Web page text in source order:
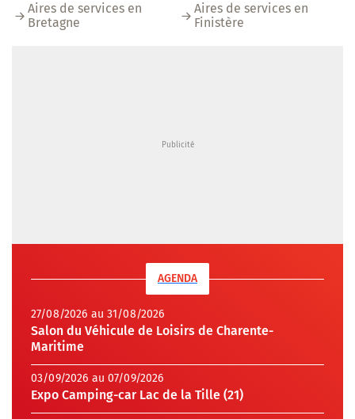
Aires de services en
Bretagne
Aires de services en
Finistère
AGENDA
27/08/2026 au 31/08/2026
Salon du Véhicule de Loisirs de Charente-
Maritime
03/09/2026 au 07/09/2026
Expo Camping-car Lac de la Tille (21)